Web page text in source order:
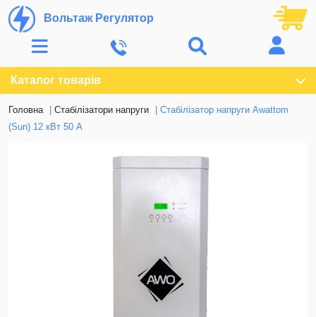
Вольтаж Регулятор
Каталог товарів
Головна Стабілізатори напруги
Стабілізатор напруги Awattom
(Sun) 12 кВт 50 А